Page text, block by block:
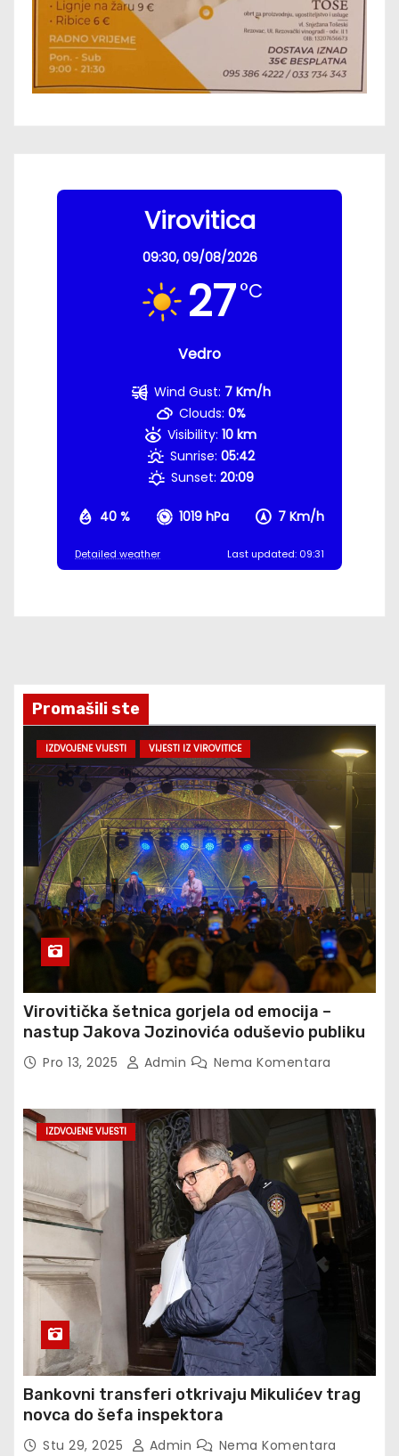
Virovitica
09:30, 09/08/2026
27°C
Vedro
40 % 1019 hPa 7 Km/h
Wind Gust: 7 Km/h
Clouds: 0%
Visibility: 10 km
Sunrise: 05:42
Sunset: 20:09
Detailed weather Last updated: 09:31
Promašili ste
IZDVOJENE VIJESTI VIJESTI IZ VIROVITICE
Virovitička šetnica gorjela od emocija –
nastup Jakova Jozinovića oduševio publiku
Pro 13, 2025 Admin Nema Komentara
IZDVOJENE VIJESTI
Bankovni transferi otkrivaju Mikulićev trag
novca do šefa inspektora
Stu 29, 2025 Admin Nema Komentara